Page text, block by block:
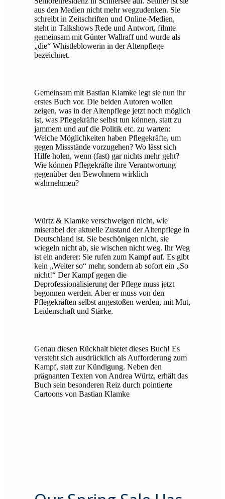
aus den Medien nicht mehr wegzudenken. Sie
schreibt in Zeitschriften und Online-Medien,
steht in Talkshows Rede und Antwort, filmte
gemeinsam mit Günter Wallraff und wurde als
„die“ Whistleblowerin in der Altenpflege
bezeichnet.
Gemeinsam mit Bastian Klamke legt sie nun ihr
erstes Buch vor. Die beiden Autoren wollen
zeigen, was in der Altenpflege jetzt noch möglich
ist, was Pflegekräfte selbst tun können, statt zu
jammern und auf die Politik etc. zu warten:
Welche Möglichkeiten haben Pflegekräfte, um
gegen Missstände vorzugehen? Wo lässt sich
Hilfe holen, wenn (fast) gar nichts mehr geht?
Wie können Pflegekräfte ihre Verantwortung
gegenüber den Bewohnern wirklich
wahrnehmen?
Würtz & Klamke verschweigen nicht, wie
miserabel der aktuelle Zustand der Altenpflege in
Deutschland ist. Sie beschönigen nicht, sie
wiegeln nicht ab, sie wischen nicht weg. Ihr Weg
ist ein anderer: Sie rufen zum Kampf auf. Es gibt
kein „Weiter so“ mehr, sondern ab sofort ein „So
nicht!“ Der Kampf gegen die
Deprofessionalisierung der Pflege muss jetzt
begonnen werden. Aber er muss von den
Pflegekräften selbst angestoßen werden, mit Mut,
Leidenschaft und Stärke.
Genau diesen Rückhalt bietet dieses Buch! Es
versteht sich ausdrücklich als Aufforderung zum
Kampf, statt zur Kündigung. Neben den
prägnanten Texten von Andrea Würtz, erhält das
Buch sein besonderen Reiz durch pointierte
Cartoons von Bastian Klamke